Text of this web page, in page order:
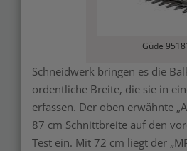
Güde
Schneidwerk bringen es die
ordentliche Breite, die sie in
erfassen. Der oben erwähnte
87 cm Schnittbreite auf den
Test ein. Mit 72 cm liegt der